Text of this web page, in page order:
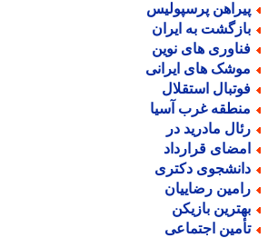
پرسپولیس
به ایران
های نوین
های ایرانی
استقلال
غرب آسیا
مادرید در
قرارداد
دکتری
رضاییان
بازیکن
اجتماعی